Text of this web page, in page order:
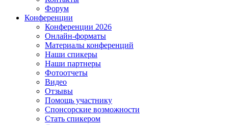
Форум
Конференции
Конференции 2026
Онлайн-форматы
Материалы конференций
Наши спикеры
Наши партнеры
Фотоотчеты
Видео
Отзывы
Помощь участнику
Спонсорские возможности
Стать спикером